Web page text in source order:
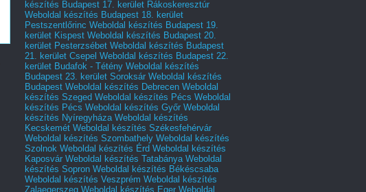
készítés Budapest 17. kerület Rákoskeresztúr
Weboldal készítés Budapest 18. kerület
Pestszentlőrinc Weboldal készítés Budapest 19.
kerület Kispest Weboldal készítés Budapest 20.
kerület Pesterzsébet Weboldal készítés Budapest
21. kerület Csepel Weboldal készítés Budapest 22.
kerület Budafok - Tétény Weboldal készítés
Budapest 23. kerület Soroksár Weboldal készítés
Budapest Weboldal készítés Debrecen Weboldal
készítés Szeged Weboldal készítés Pécs Weboldal
készítés Pécs Weboldal készítés Győr Weboldal
készítés Nyíregyháza Weboldal készítés
Kecskemét Weboldal készítés Székesfehérvár
Weboldal készítés Szombathely Weboldal készítés
Szolnok Weboldal készítés Érd Weboldal készítés
Kaposvár Weboldal készítés Tatabánya Weboldal
készítés Sopron Weboldal készítés Békéscsaba
Weboldal készítés Veszprém Weboldal készítés
Zalaegerszeg Weboldal készítés Eger Weboldal